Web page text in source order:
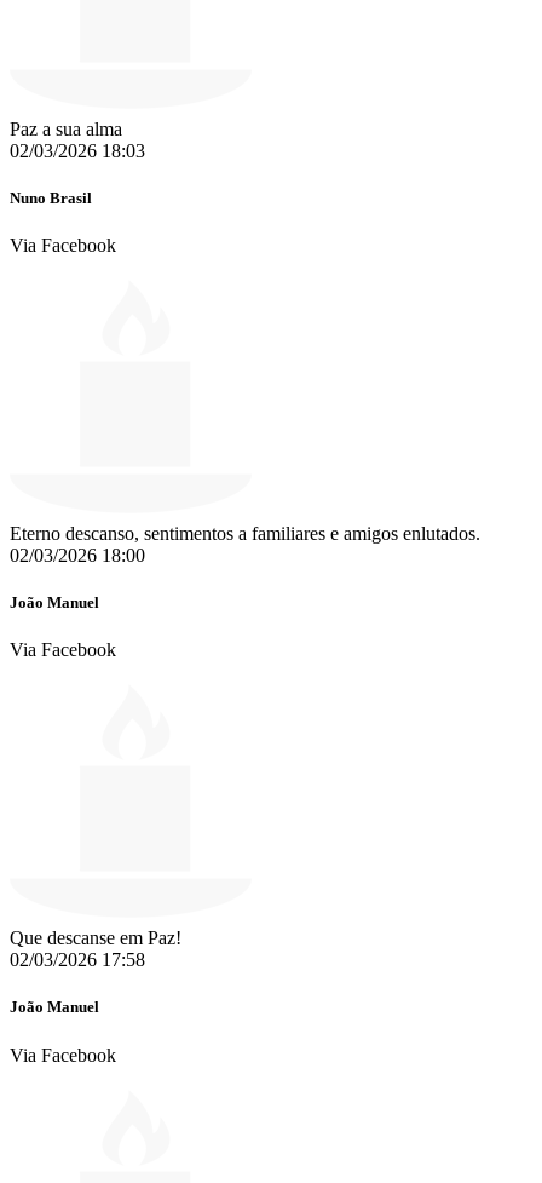
Paz a sua alma
02/03/2026 18:03
Nuno Brasil
Via Facebook
Eterno descanso, sentimentos a familiares e amigos enlutados.
02/03/2026 18:00
João Manuel
Via Facebook
Que descanse em Paz!
02/03/2026 17:58
João Manuel
Via Facebook